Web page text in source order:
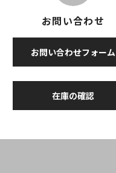
お問い合わせ
お問い合わせフォーム
在庫の確認